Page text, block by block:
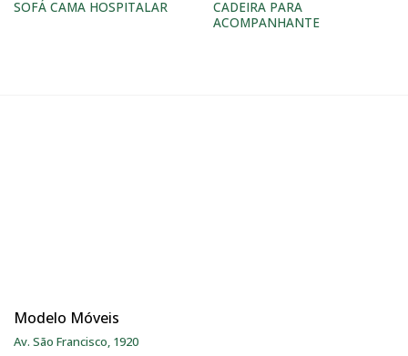
SOFÁ CAMA HOSPITALAR
CADEIRA PARA
ACOMPANHANTE
Modelo Móveis
Av. São Francisco, 1920